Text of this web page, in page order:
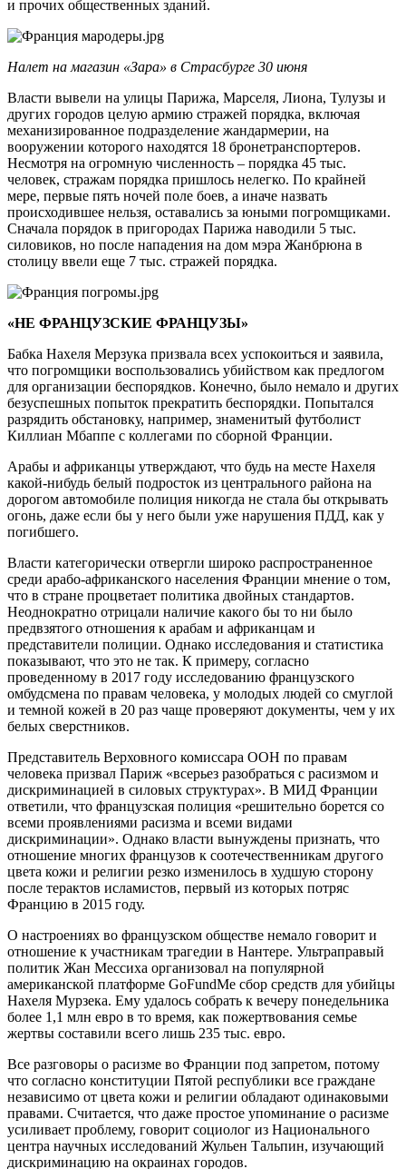
и прочих общественных зданий.
Налет на магазин «Зара» в Страсбурге 30 июня
Власти вывели на улицы Парижа, Марселя, Лиона, Тулузы и
других городов целую армию стражей порядка, включая
механизированное подразделение жандармерии, на
вооружении которого находятся 18 бронетранспортеров.
Несмотря на огромную численность – порядка 45 тыс.
человек, стражам порядка пришлось нелегко. По крайней
мере, первые пять ночей поле боев, а иначе назвать
происходившее нельзя, оставались за юными погромщиками.
Сначала порядок в пригородах Парижа наводили 5 тыс.
силовиков, но после нападения на дом мэра Жанбрюна в
столицу ввели еще 7 тыс. стражей порядка.
«НЕ ФРАНЦУЗСКИЕ ФРАНЦУЗЫ»
Бабка Нахеля Мерзука призвала всех успокоиться и заявила,
что погромщики воспользовались убийством как предлогом
для организации беспорядков. Конечно, было немало и других
безуспешных попыток прекратить беспорядки. Попытался
разрядить обстановку, например, знаменитый футболист
Киллиан Мбаппе с коллегами по сборной Франции.
Арабы и африканцы утверждают, что будь на месте Нахеля
какой-нибудь белый подросток из центрального района на
дорогом автомобиле полиция никогда не стала бы открывать
огонь, даже если бы у него были уже нарушения ПДД, как у
погибшего.
Власти категорически отвергли широко распространенное
среди арабо-африканского населения Франции мнение о том,
что в стране процветает политика двойных стандартов.
Неоднократно отрицали наличие какого бы то ни было
предвзятого отношения к арабам и африканцам и
представители полиции. Однако исследования и статистика
показывают, что это не так. К примеру, согласно
проведенному в 2017 году исследованию французского
омбудсмена по правам человека, у молодых людей со смуглой
и темной кожей в 20 раз чаще проверяют документы, чем у их
белых сверстников.
Представитель Верховного комиссара ООН по правам
человека призвал Париж «всерьез разобраться с расизмом и
дискриминацией в силовых структурах». В МИД Франции
ответили, что французская полиция «решительно борется со
всеми проявлениями расизма и всеми видами
дискриминации». Однако власти вынуждены признать, что
отношение многих французов к соотечественникам другого
цвета кожи и религии резко изменилось в худшую сторону
после терактов исламистов, первый из которых потряс
Францию в 2015 году.
О настроениях во французском обществе немало говорит и
отношение к участникам трагедии в Нантере. Ультраправый
политик Жан Мессиха организовал на популярной
американской платформе GoFundMe сбор средств для убийцы
Нахеля Мурзека. Ему удалось собрать к вечеру понедельника
более 1,1 млн евро в то время, как пожертвования семье
жертвы составили всего лишь 235 тыс. евро.
Все разговоры о расизме во Франции под запретом, потому
что согласно конституции Пятой республики все граждане
независимо от цвета кожи и религии обладают одинаковыми
правами. Считается, что даже простое упоминание о расизме
усиливает проблему, говорит социолог из Национального
центра научных исследований Жульен Тальпин, изучающий
дискриминацию на окраинах городов.